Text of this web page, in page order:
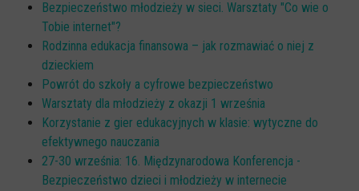
Bezpieczeństwo młodzieży w sieci. Warsztaty "Co wie o
Tobie internet"?
Rodzinna edukacja finansowa – jak rozmawiać o niej z
dzieckiem
Powrót do szkoły a cyfrowe bezpieczeństwo
Warsztaty dla młodzieży z okazji 1 września
Korzystanie z gier edukacyjnych w klasie: wytyczne do
efektywnego nauczania
27-30 września: 16. Międzynarodowa Konferencja -
Bezpieczeństwo dzieci i młodzieży w internecie